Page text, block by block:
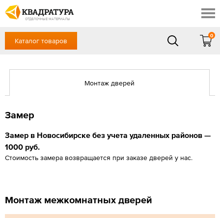
ОТДЕЛОЧНЫЕ МАТЕРИАЛЫ
Профи
Контакты
Доставка и оплата
Выставочный зал
+7 (383) 209-98-97
Сб, Вс — выходной
Вход /
Каталог товаров
0
Монтаж дверей
Замер
Замер в Новосибирске без учета удаленных районов —
1000 руб.
Стоимость замера возвращается при заказе дверей у нас.
Монтаж межкомнатных дверей